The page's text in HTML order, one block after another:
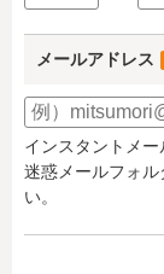
メールアドレス
インスタントメ
迷惑メールフォ
い。